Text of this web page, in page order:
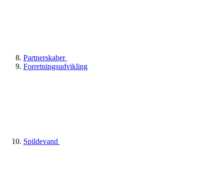
Partnerskaber
Forretningsudvikling
Spildevand